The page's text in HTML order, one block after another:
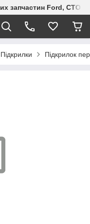
запчастин Ford, СТО
Підкрилки Підкрилок